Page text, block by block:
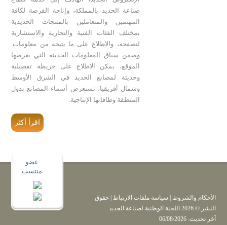
صناعة الحديد بالمملكة، وإتاحة الفرصة لكافة
المهتمين والمتعاملين بالمنتجات الحديدية
بمختلف الفئات الفنية والتجارية والاستشارية
لتصفحه، والاطلاع على ما يتيحه من معلومات.
وضمن سياق المعلومات الحديثة التي يعرضها
الموقع، يمكن الاطلاع على خريطة تفصيلية
وحديثة لمصانع الحديد في الشرق الأوسط
وشمال أفريقيا، تستعرض أسماء المصانع بدول
المنطقة وطاقاتها الإنتاجية.
اقرأ أكثر
الأحكام والشروط سياسة ملفات الارتباط
| حقوق
النشر © 2026 اللجنة الوطنية لصناعة الحديد
آخر تحديث: 06/08/2026